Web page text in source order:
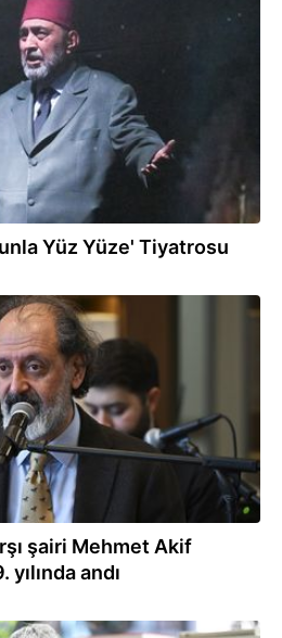
Yüz Yüze' Tiyatrosu
şairi Mehmet Akif
andı